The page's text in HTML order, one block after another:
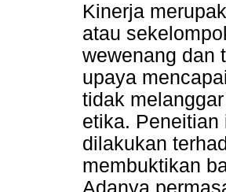
Kinerja
atau
wewenang dan
upaya
tidak
etika.
dilakukan
membuktikan
Adanya